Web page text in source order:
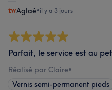
Aglaé•il y a 3 jours
Parfait, le service est au
Réalisé par Claire•
Vernis semi-permanent pieds